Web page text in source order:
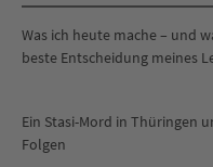
Was ich heute mache – und
beste Entscheidung meines
Ein Stasi-Mord in Thüringen
Folgen